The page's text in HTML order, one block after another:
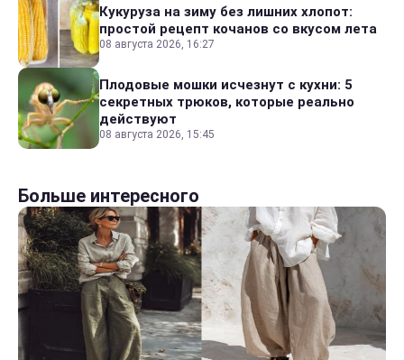
Кукуруза на зиму без лишних хлопот:
простой рецепт кочанов со вкусом лета
08 августа 2026, 16:27
Плодовые мошки исчезнут с кухни: 5
секретных трюков, которые реально
действуют
08 августа 2026, 15:45
Больше интересного